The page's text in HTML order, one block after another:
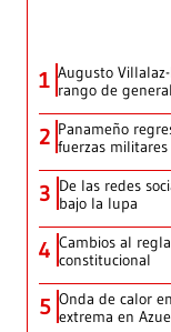
1 Augusto
rango de
2 Panameño
fuerzas militares
3 De las redes
bajo la lupa
4 Cambios al
constitucional
5 Onda de calor
extrema en